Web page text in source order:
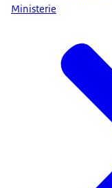
Ministerie